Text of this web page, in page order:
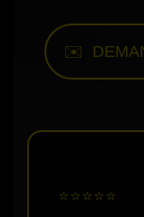
✉️
⭐⭐⭐⭐⭐